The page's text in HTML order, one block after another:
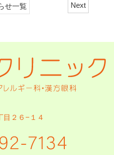
Next
せ一覧
目２６−１４